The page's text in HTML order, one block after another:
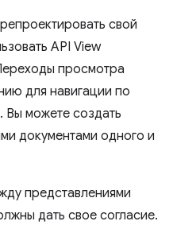
свой
API View
просмотра
для навигации по
Вы можете создать
документами одного и
представлениями
дать свое согласие.